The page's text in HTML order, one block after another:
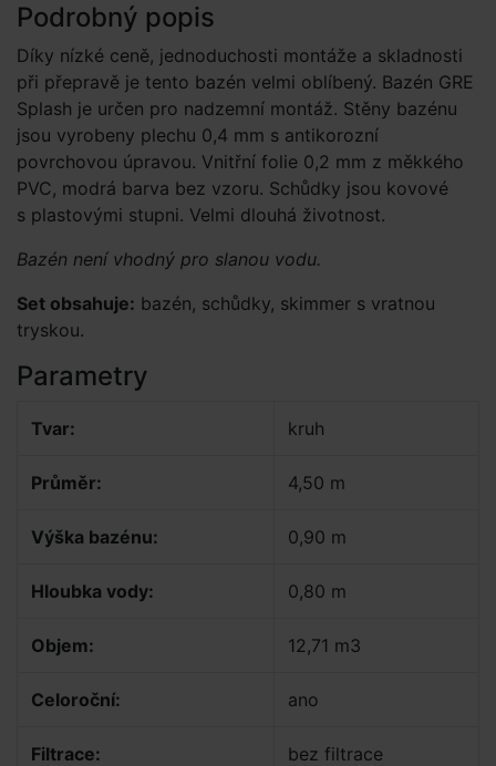
Podrobný popis
Díky nízké ceně, jednoduchosti montáže a skladnosti
při přepravě je tento bazén velmi oblíbený. Bazén GRE
Splash je určen pro nadzemní montáž. Stěny bazénu
jsou vyrobeny plechu 0,4 mm s antikorozní
povrchovou úpravou. Vnitřní folie 0,2 mm z měkkého
PVC, modrá barva bez vzoru. Schůdky jsou kovové
s plastovými stupni. Velmi dlouhá životnost.
Bazén není vhodný pro slanou vodu.
Set obsahuje: bazén, schůdky, skimmer s vratnou
tryskou.
Parametry
Tvar: kruh
Průměr: 4,50 m
Výška bazénu: 0,90 m
Hloubka vody: 0,80 m
Objem: 12,71 m3
Celoroční: ano
Filtrace: bez filtrace